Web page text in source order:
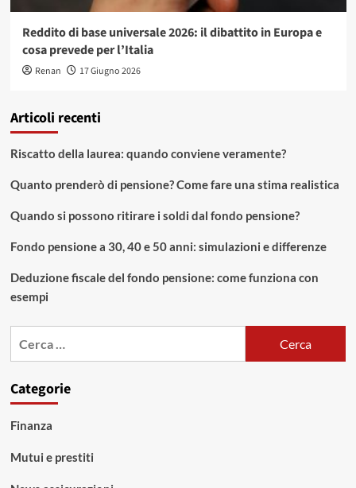
Reddito di base universale 2026: il dibattito in Europa e
cosa prevede per l’Italia
Renan 17 Giugno 2026
Articoli recenti
Riscatto della laurea: quando conviene veramente?
Quanto prenderò di pensione? Come fare una stima realistica
Quando si possono ritirare i soldi dal fondo pensione?
Fondo pensione a 30, 40 e 50 anni: simulazioni e differenze
Deduzione fiscale del fondo pensione: come funziona con
esempi
Categorie
Finanza
Mutui e prestiti